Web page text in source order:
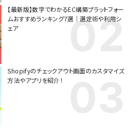
【最新版】数字でわかるEC構築プラットフォー
ムおすすめランキング7選｜選定術や利用シ
ェア
Shopifyのチェックアウト画面のカスタマイズ
方法やアプリを紹介！